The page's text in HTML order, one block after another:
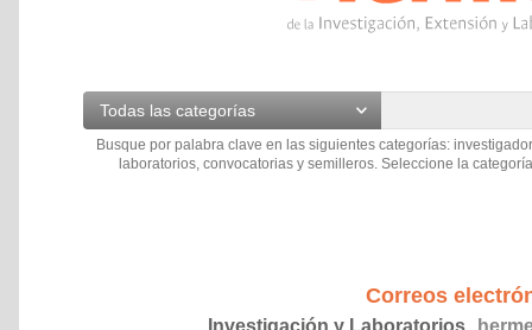
Todas las categorías
Busque por palabra clave en las siguientes categorías:
laboratorios, convocatorias y semilleros. Seleccione la
Correos